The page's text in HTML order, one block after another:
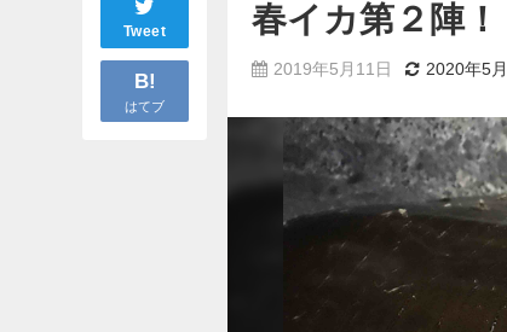
Tweet
B!
はてブ
春イカ第２陣
2019年5月11日 2020年5